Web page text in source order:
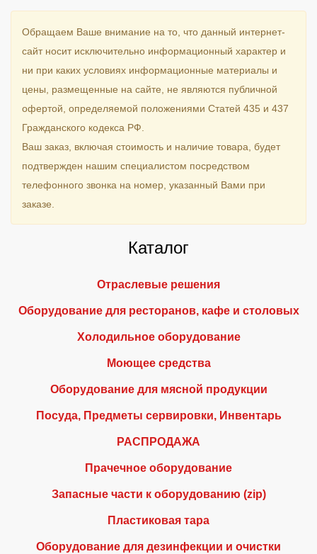
Обращаем Ваше внимание на то, что данный интернет-
сайт носит исключительно информационный характер и
ни при каких условиях информационные материалы и
цены, размещенные на сайте, не являются публичной
офертой, определяемой положениями Статей 435 и 437
Гражданского кодекса РФ.
Ваш заказ, включая стоимость и наличие товара, будет
подтвержден нашим специалистом посредством
телефонного звонка на номер, указанный Вами при
заказе.
Каталог
Отраслевые решения
Оборудование для ресторанов, кафе и столовых
Холодильное оборудование
Моющее средства
Оборудование для мясной продукции
Посуда, Предметы сервировки, Инвентарь
РАСПРОДАЖА
Прачечное оборудование
Запасные части к оборудованию (zip)
Пластиковая тара
Оборудование для дезинфекции и очистки